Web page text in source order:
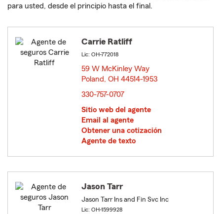
para usted, desde el principio hasta el final.
Carrie Ratliff
Lic: OH-772018
59 W McKinley Way
Poland, OH 44514-1953
330-757-0707
Sitio web del agente
Email al agente
Obtener una cotización
Agente de texto
Jason Tarr
Jason Tarr Ins and Fin Svc Inc
Lic: OH-1599928